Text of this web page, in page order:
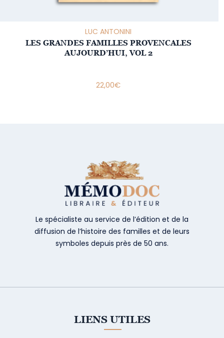
LUC ANTONINI
LES GRANDES FAMILLES PROVENCALES
AUJOURD’HUI, VOL 2
22,00€
Le spécialiste au service de l’édition et de la
diffusion de l’histoire des familles et de leurs
symboles depuis près de 50 ans.
LIENS UTILES